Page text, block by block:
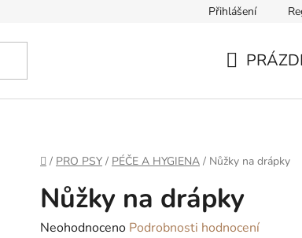
Formulář pro odstoupení od smlouvyPřihlášení
Domů
/ PRO PSY / PÉČE A HYGIENA / Nůžky na drápky
Nůžky na drápky
Průměrné
Neohodnoceno Podrobnosti hodnocení